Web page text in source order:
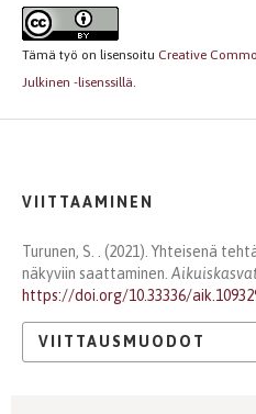
Tämä työ on lisensoitu Creative
Julkinen -lisenssillä.
VIITTAAMINEN
Turunen, S. . (2021). Yhteisenä
näkyviin saattaminen.
https://doi.org/10.33336/
VIITTAUSMUODOT